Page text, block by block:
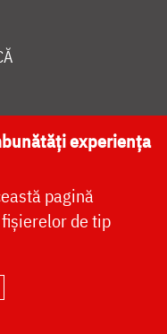
NAȚIONALĂ
experiența
pagină
de tip